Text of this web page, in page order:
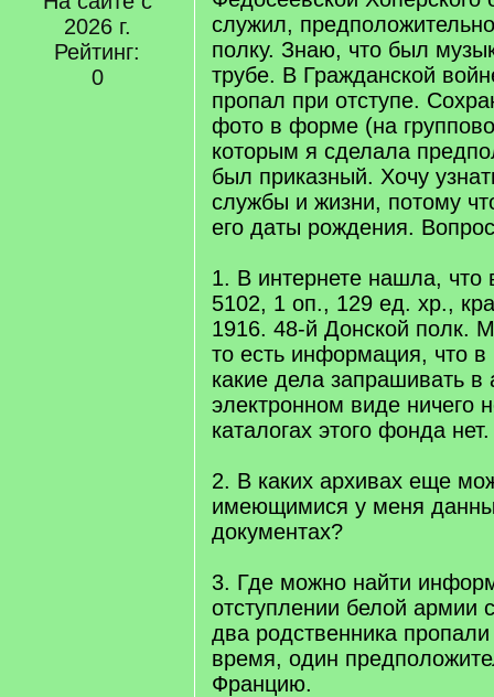
2026 г.
Рейтинг:
0
служил,
полку. Знаю, что был
трубе. В Гражданской
пропал при отступе.
фото в форме (на
которым я сделала
был приказный. Хочу
службы и жизни, потому
его даты рождения.
1. В интернете нашла,
5102, 1 оп., 129 ед. хр.,
1916. 48-й Донской полк.
то есть информация, что
какие дела запрашивать в
электронном виде ничего
каталогах этого фонда нет.
2. В каких архивах еще
имеющимися у меня
документах?
3. Где можно найти
отступлении белой армии
два родственника
время, один
Францию.